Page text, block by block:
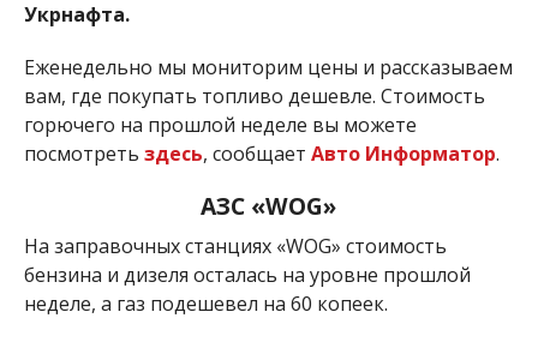
Укрнафта.
Еженедельно мы мониторим цены и рассказываем
вам, где покупать топливо дешевле. Стоимость
горючего на прошлой неделе вы можете
посмотреть здесь, сообщает Авто Информатор.
АЗС «WOG»
На заправочных станциях «WOG» стоимость
бензина и дизеля осталась на уровне прошлой
неделе, а газ подешевел на 60 копеек.